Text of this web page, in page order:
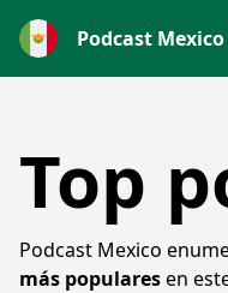
Podcast Mexico
Top
Podcast Mexico
más popularesen